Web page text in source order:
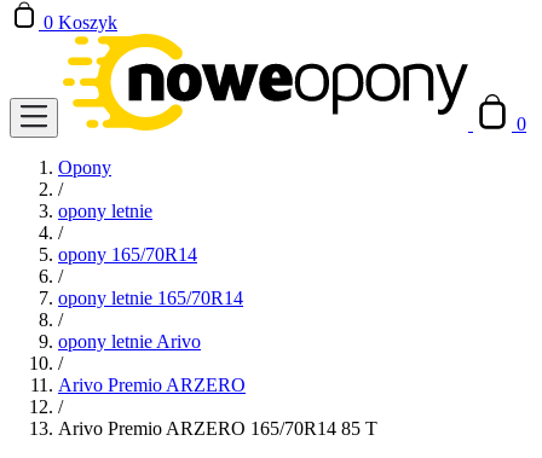
0 Koszyk
0
Opony
/
opony letnie
/
opony 165/70R14
/
opony letnie 165/70R14
/
opony letnie Arivo
/
Arivo Premio ARZERO
/
Arivo Premio ARZERO 165/70R14 85 T